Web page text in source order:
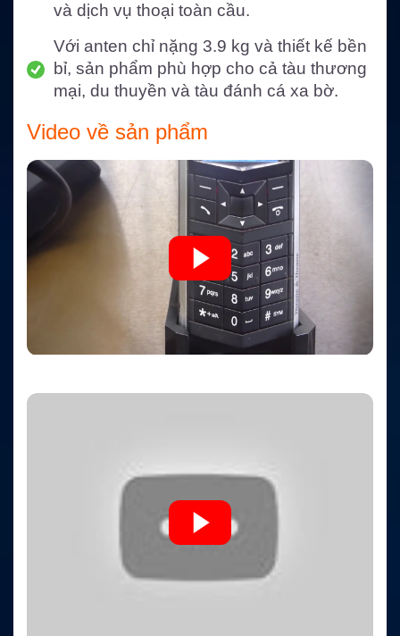
và dịch vụ thoại toàn cầu.
Với anten chỉ nặng 3.9 kg và thiết kế bền
bỉ, sản phẩm phù hợp cho cả tàu thương
mại, du thuyền và tàu đánh cá xa bờ.
Video về sản phẩm